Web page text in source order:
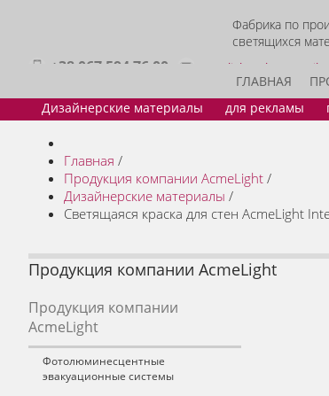
Фабрика по
светящихся
+38 067 594 76 00
ГЛАВНАЯ
Дизайнерские материалы
для рекламы
Главная /
Продукция компании AcmeLight /
Дизайнерские материалы /
Светящаяся краска для стен AcmeLight
Продукция компании AcmeLight
Продукция компании
AcmeLight
Фотолюминесцентные
эвакуационные системы